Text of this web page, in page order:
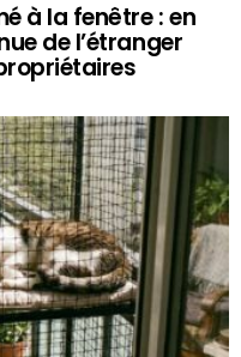
à la fenêtre : en
de l’étranger